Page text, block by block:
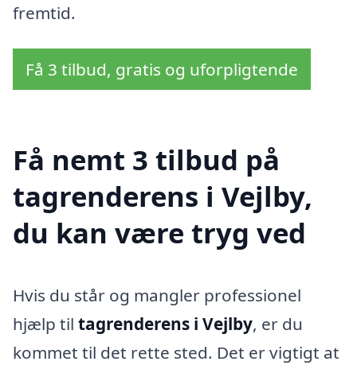
fremtid.
Få 3 tilbud, gratis og uforpligtende
Få nemt 3 tilbud på
tagrenderens i Vejlby,
du kan være tryg ved
Hvis du står og mangler professionel
hjælp til tagrenderens i Vejlby, er du
kommet til det rette sted. Det er vigtigt at